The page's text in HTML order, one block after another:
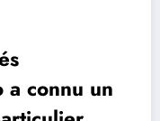
a connu un